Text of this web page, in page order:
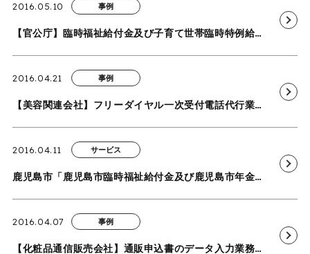
2016.05.10 事例
【官公庁】臨時福祉給付金及び子育て世帯臨時特例給付金業務の導入事例を追加いたしました
2016.04.21 事例
【美容関連会社】フリーダイヤル一次受付電話代行業務の導入事例を追加いたしました
2016.04.11 サービス
鹿児島市「鹿児島市臨時福祉給付金及び鹿児島市年金生活者等支援臨時福祉給付金申請受付・審査・相談等業務」を受託
2016.04.07 事例
【化粧品通信販売会社】通販申込書のデータ入力業務の導入事例を追加いたしました